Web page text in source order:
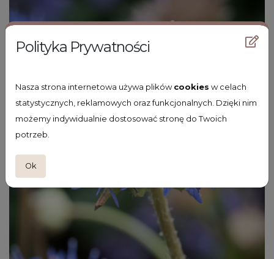
Polityka Prywatności
Nasza strona internetowa używa plikówcookies w celach
statystycznych, reklamowych oraz funkcjonalnych. Dzięki nim
możemy indywidualnie dostosować stronę do Twoich
potrzeb.
Ok